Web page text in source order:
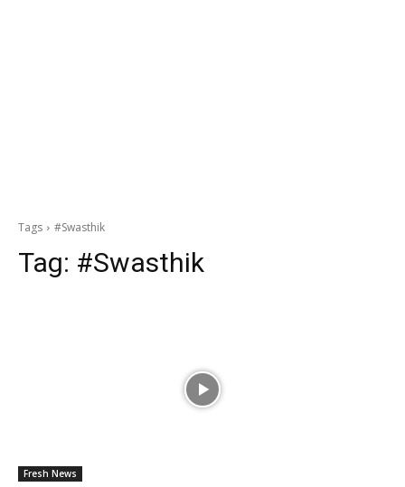
Tags #Swasthik
Tag: #Swasthik
Fresh News